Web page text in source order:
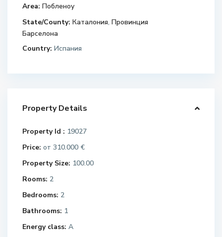
Area: Побленоу
State/County: Каталония,Провинция
Барселона
Country: Испания
Property Details
Property Id : 19027
Price: от 310.000 €
Property Size: 100.00
Rooms: 2
Bedrooms: 2
Bathrooms: 1
Energy class: A